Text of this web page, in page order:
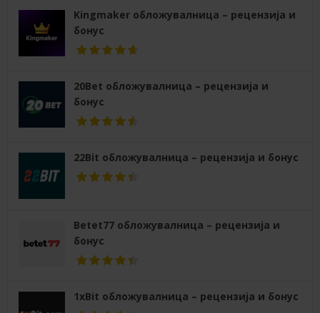
Kingmaker обложувалница – рецензија и
бонус
20Bet обложувалница – рецензија и
бонус
22Bit обложувалница – рецензија и бонус
Betet77 обложувалница – рецензија и
бонус
1xBit обложувалница – рецензија и бонус